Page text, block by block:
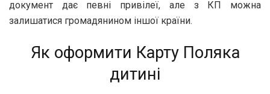
документ дає певні привілеї, але з КП можна
залишатися громадянином іншої країни.
Як оформити Карту Поляка
дитині